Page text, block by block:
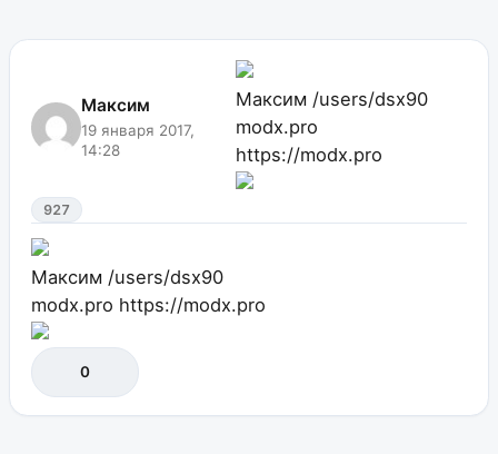
Максим
19 января 2017,
14:28
Максим /users/dsx90
modx.pro
https://modx.pro
927
Максим /users/dsx90
modx.pro https://modx.pro
0